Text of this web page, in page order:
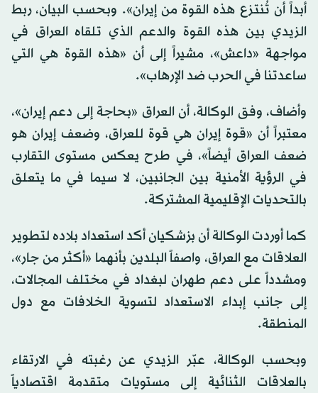
أبداً أن تُنتزع هذه القوة من إيران». وبحسب البيان، ربط
الزيدي بين هذه القوة والدعم الذي تلقاه العراق في
مواجهة «داعش»، مشيراً إلى أن «هذه القوة هي التي
ساعدتنا في الحرب ضد الإرهاب».
وأضاف، وفق الوكالة، أن العراق «بحاجة إلى دعم إيران»،
معتبراً أن «قوة إيران هي قوة للعراق، وضعف إيران هو
ضعف العراق أيضاً»، في طرح يعكس مستوى التقارب
في الرؤية الأمنية بين الجانبين، لا سيما في ما يتعلق
بالتحديات الإقليمية المشتركة.
كما أوردت الوكالة أن بزشكيان أكد استعداد بلاده لتطوير
العلاقات مع العراق، واصفاً البلدين بأنهما «أكثر من جار»،
ومشدداً على دعم طهران لبغداد في مختلف المجالات،
إلى جانب إبداء الاستعداد لتسوية الخلافات مع دول
المنطقة.
وبحسب الوكالة، عبّر الزيدي عن رغبته في الارتقاء
بالعلاقات الثنائية إلى مستويات متقدمة اقتصادياً